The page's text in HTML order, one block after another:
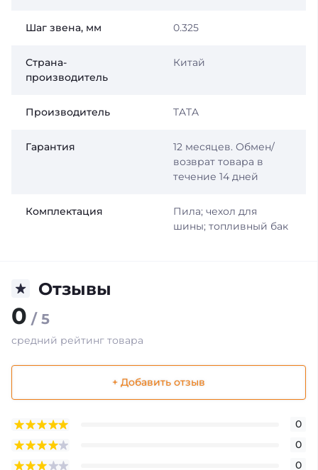
Шаг звена, мм 0.325
Страна-
производитель
Китай
Производитель TATA
Гарантия
12 месяцев. Обмен/
возврат товара в
течение 14 дней
Комплектация
Пила; чехол для
шины; топливный бак
Отзывы
0 / 5
средний рейтинг товара
+ Добавить отзыв
0
0
0